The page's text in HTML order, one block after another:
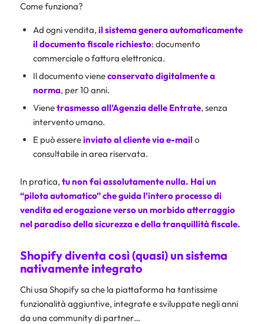
Come funziona?
Ad ogni vendita, il sistema genera automaticamente
il documento fiscale richiesto: documento
commerciale o fattura elettronica.
Il documento vieneconservato digitalmente a
norma, per 10 anni.
Vienetrasmesso all’Agenzia delle Entrate, senza
intervento umano.
E può essereinviato al cliente via e-mailo
consultabile in area riservata.
In pratica, tu non fai assolutamente nulla. Hai un
“pilota automatico” che guida l’intero processo di
vendita ed erogazione verso un morbido atterraggio
nel paradiso della sicurezza e della tranquillità fiscale.
Shopify diventa così (quasi) un sistema
nativamente integrato
Chi usa Shopify sa che la piattaforma ha tantissime
funzionalità aggiuntive, integrate e sviluppate negli anni
da una community di partner…